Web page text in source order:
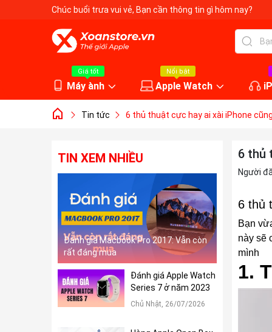
Chúc buổi trưa vui vẻ, Bạn cần thông tin gì hôm nay?
Giá tốt
Máy ành
Nổi bật
Apple Watch
Tin tức 6 thủ thuật cực hay ai xài iPhone
6 thủ
Người
6 thủ
Bạn
này sẽ
mình
1.
TIN XEM NHIỀU
Đánh giá Macbook Pro 2017: Vẫn còn
rất đáng mua
Đánh giá Apple Watch
Series 7 ở năm 2023
Chủ Nhật, 26/07/2026